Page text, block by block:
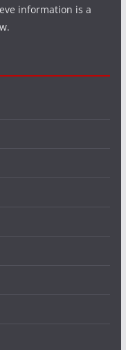
information is a